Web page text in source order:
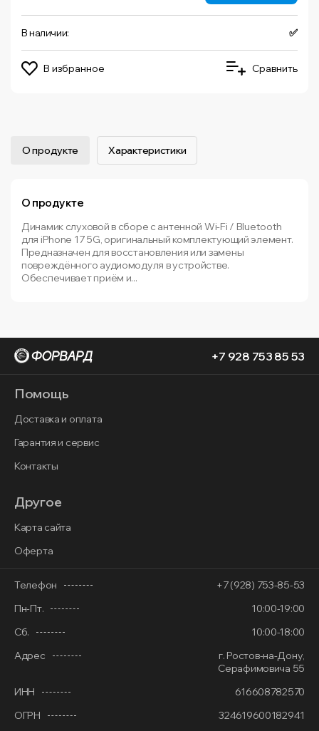
В наличии: ✅
В избранное Сравнить
О продукте Характеристики
О продукте
Динамик слуховой в сборе с антенной Wi-Fi / Bluetooth
для iPhone 17 5G, оригинальный комплектующий элемент.
Предназначен для восстановления или замены
повреждённого аудиомодуля в устройстве.
Обеспечивает приём и...
+7 928 753 85 53
Помощь
Доставка и оплата
Гарантия и сервис
Контакты
Другое
Карта сайта
Оферта
Телефон
+7 (928) 753-85-53
Пн-Пт.
10:00-19:00
Сб.
10:00-18:00
Адрес
г. Ростов-на-Дону,
Серафимовича 55
ИНН
616608782570
ОГРН
324619600182941